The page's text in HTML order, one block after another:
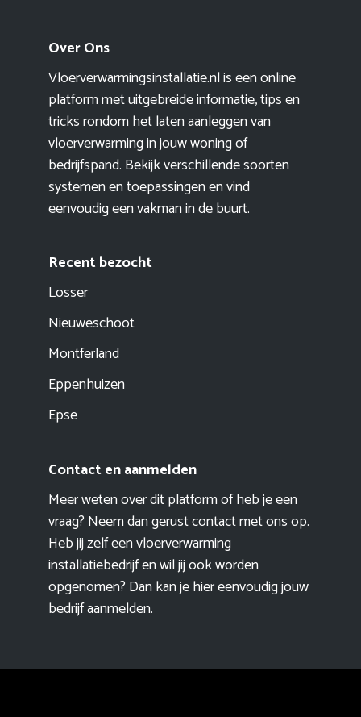
Over Ons
Vloerverwarmingsinstallatie.nl is een online
platform met uitgebreide informatie, tips en
tricks rondom het laten aanleggen van
vloerverwarming in jouw woning of
bedrijfspand. Bekijk verschillende soorten
systemen en toepassingen en vind
eenvoudig een vakman in de buurt.
Recent bezocht
Losser
Nieuweschoot
Montferland
Eppenhuizen
Epse
Contact en aanmelden
Meer weten over dit platform of heb je een
vraag? Neem dan gerust contact met ons op.
Heb jij zelf een vloerverwarming
installatiebedrijf en wil jij ook worden
opgenomen? Dan kan je hier eenvoudigjouw
bedrijf aanmelden.